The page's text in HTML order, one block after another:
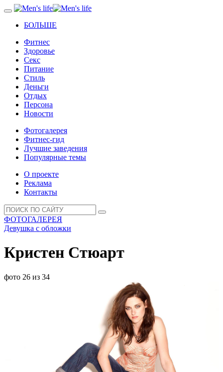
БОЛЬШЕ
Фитнес
Здоровье
Секс
Питание
Стиль
Деньги
Отдых
Персона
Новости
Фотогалерея
Фитнес-гид
Лучшие заведения
Популярные темы
О проекте
Реклама
Контакты
ФОТОГАЛЕРЕЯ
Девушка с обложки
Кристен Стюарт
фото 26 из 34